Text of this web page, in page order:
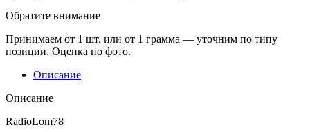
Обратите внимание
Принимаем от 1 шт. или от 1 грамма — уточним по типу
позиции. Оценка по фото.
Описание
Описание
RadioLom78